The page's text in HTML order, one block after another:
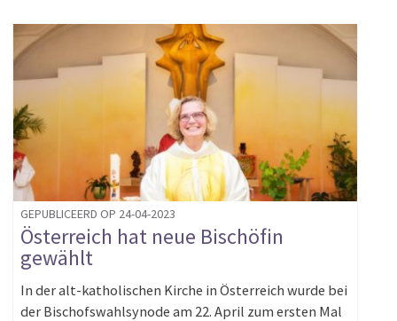
GEPUBLICEERD OP 24-04-2023
Österreich hat neue Bischöfin
gewählt
In der alt-katholischen Kirche in Österreich wurde bei
der Bischofswahlsynode am 22. April zum ersten Mal